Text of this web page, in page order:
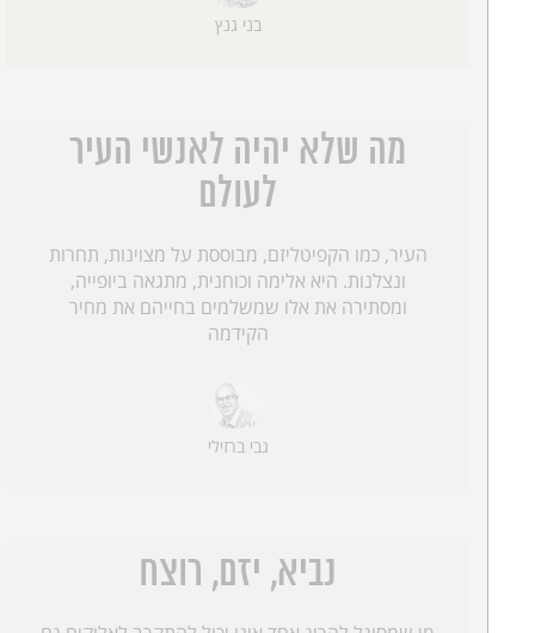
בני גנץ
מה שלא יהיה לאנשי העיר
לעולם
העיר, כמו הקפיטליזם, מבוססת על מצוינות, תחרות
ונצלנות. היא אלימה וכוחנית, מתגאה ביופייה,
ומסתירה את אלו שמשלמים בחייהם את מחיר
הקידמה
גבי ברזילי
נביא, יזם, רוצח